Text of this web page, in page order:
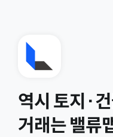
역시 토지·
거래는 밸류